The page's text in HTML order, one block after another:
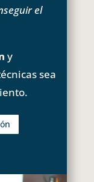
el
y
sea